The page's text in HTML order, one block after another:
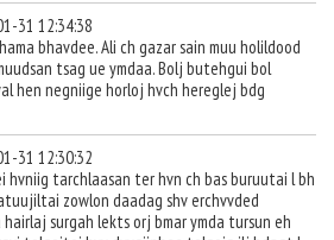
31 12:34:38
bhavdee. Ali ch gazar sain muu holildood
tsag ue ymdaa. Bolj butehgui bol
hen negniige horloj hvch hereglej bdg
31 12:30:32
hvniig tarchlaasan ter hvn ch bas buruutai l bh
zowlon daadag shv erchvvded
surgah lekts orj bmar ymda tursun eh